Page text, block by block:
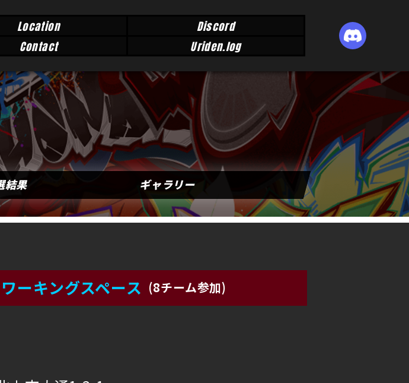
Location
Discord
Contact Uriden.log
結果 ギャラリー
ーキングスペース (8チーム参加)